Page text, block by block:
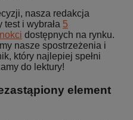
nasza redakcja
test i wybrała 5
dostępnych na rynku.
nasze spostrzeżenia i
który najlepiej spełni
do lektury!
element